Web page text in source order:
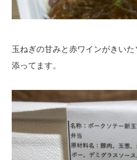
玉ねぎの甘みと赤ワインがきい
添ってます。